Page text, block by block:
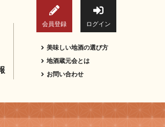
会員登録 ログイン
美味しい地酒の選び方
地酒蔵元会とは
お問い合わせ